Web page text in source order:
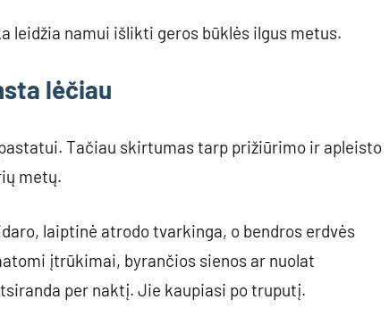
namui išlikti geros būklės ilgus metus.
lėčiau
Tačiau skirtumas tarp prižiūrimo ir apleisto
metų.
laiptinė atrodo tvarkinga, o bendros erdvės
įtrūkimai, byrančios sienos ar nuolat
per naktį. Jie kaupiasi po truputį.